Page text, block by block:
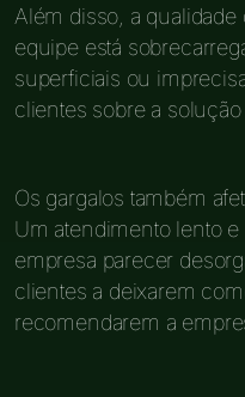
Além disso, a
equipe está
superficiais ou
clientes sobre a
Os gargalos também
Um atendimento lento
empresa parecer
clientes a deixarem
recomendarem a